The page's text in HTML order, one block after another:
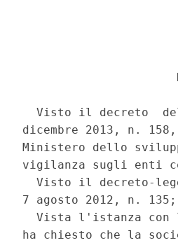
Visto il decreto
dicembre 2013, n.
Ministero dello
vigilanza sugli enti
Visto il decreto-
7 agosto 2012, n. 135;
Vista l'istanza con
ha chiesto che la